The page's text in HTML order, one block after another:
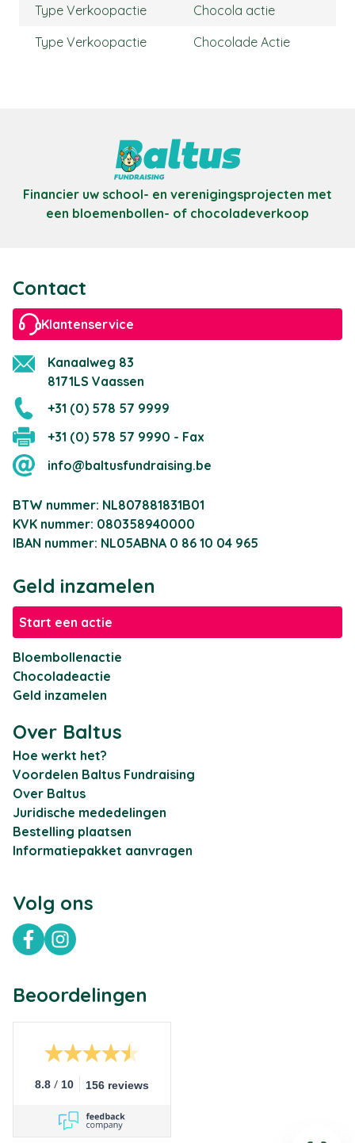
Type Verkoopactie
Chocola actie
Type Verkoopactie
Chocolade Actie
Financier uw school- en verenigingsprojecten met
een bloemenbollen- of chocoladeverkoop
Contact
Klantenservice
Kanaalweg 83
8171LS Vaassen
+31 (0) 578 57 9999
+31 (0) 578 57 9990 - Fax
info@baltusfundraising.be
BTW nummer: NL807881831B01
KVK nummer: 080358940000
IBAN nummer: NL05ABNA 0 86 10 04 965
Geld inzamelen
Start een actie
Bloembollenactie
Chocoladeactie
Geld inzamelen
Over Baltus
Hoe werkt het?
Voordelen Baltus Fundraising
Over Baltus
Juridische mededelingen
Bestelling plaatsen
Informatiepakket aanvragen
Volg ons
FacebookInstagram
Beoordelingen
8.8 / 10 156 reviews